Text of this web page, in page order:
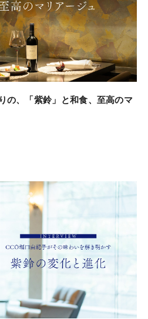
の、「紫鈴」と和食、至高のマ